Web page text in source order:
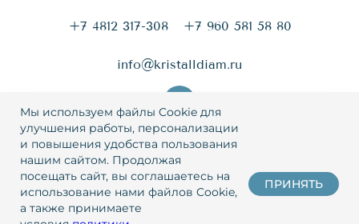
info@kristalldiam.ru
+7 4812 317-308 +7 960 581 58 80
Пользовательское соглашение
Политика конфиденциальности
© 2026 Кристаллдиам
Мы используем файлы Cookie для
улучшения работы, персонализации
и повышения удобства пользования
нашим сайтом. Продолжая
посещать сайт, вы соглашаетесь на
использование нами файлов Cookie,
а также принимаете
ПРИНЯТЬ